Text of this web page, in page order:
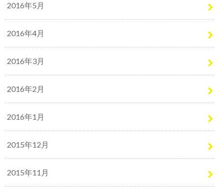
2016年5月
2016年4月
2016年3月
2016年2月
2016年1月
2015年12月
2015年11月